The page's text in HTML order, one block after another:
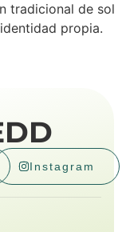
tradicional de sol
propia.
Instagram